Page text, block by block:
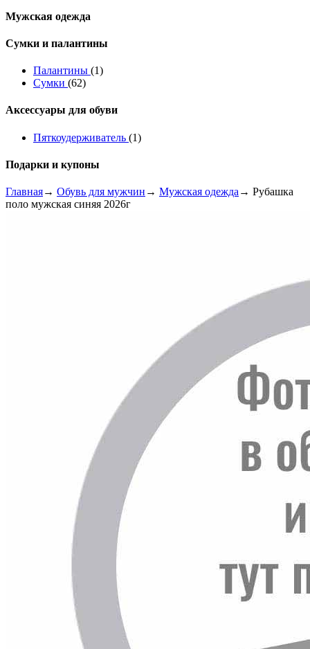
Мужская одежда
Сумки и палантины
Палантины (1)
Сумки (62)
Аксессуары для обуви
Пяткоудерживатель (1)
Подарки и купоны
Главная→ Обувь для мужчин → Мужская одежда → Рубашка
поло мужская синяя 2026г